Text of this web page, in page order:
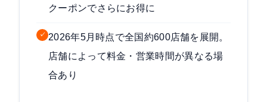
クーポンでさらにお得に
✓ 2026年5月時点で全国約600店舗を展開。
店舗によって料金・営業時間が異なる場
合あり